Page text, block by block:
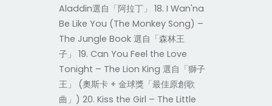
Aladdin選自「阿拉丁」 18. I Wan'na
Be Like You (The Monkey Song) –
The Jungle Book 選自「森林王
子」 19. Can You Feel the Love
Tonight – The Lion King 選自「獅子
王」 (奧斯卡 + 金球獎「最佳原創歌
曲」) 20. Kiss the Girl – The Little